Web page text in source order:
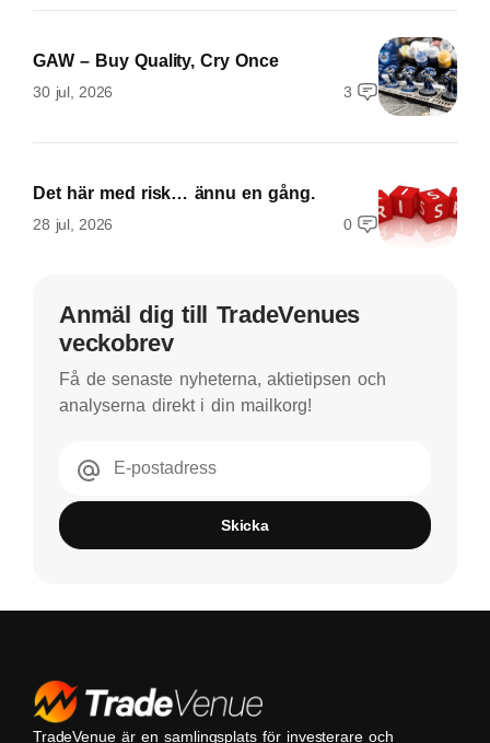
GAW – Buy Quality, Cry Once
30 jul, 2026 3
Det här med risk… ännu en gång.
28 jul, 2026 0
Anmäl dig till TradeVenues
veckobrev
Få de senaste nyheterna, aktietipsen och
analyserna direkt i din mailkorg!
E-postadress
Skicka
TradeVenue är en samlingsplats för investerare och